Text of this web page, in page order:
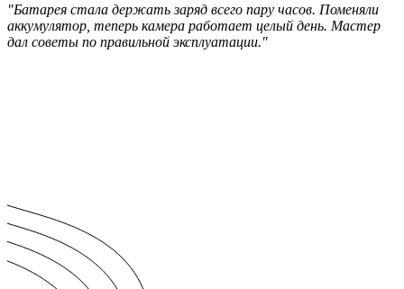
"Батарея стала держать заряд всего пару часов. Поменяли
аккумулятор, теперь камера работает целый день. Мастер
дал советы по правильной эксплуатации."